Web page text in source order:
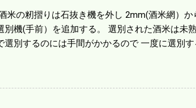
酒米の籾摺りは石抜き機を外し 2mm(酒米網）
別機(手前）を追加する。 選別された酒米は未
選別するのには手間がかかるので 一度に選別す
ていてくず米の袋の交換はラインを止めるほ
は90が正しいと思うが こんな年はくず米が多
は7月の日照不足と8月の酷暑、あげくウンカの